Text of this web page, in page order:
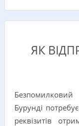
ЯК
Бурунді
реквізитів